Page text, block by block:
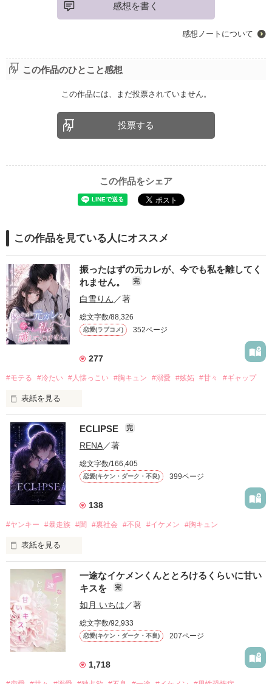
感想を書く
感想ノートについて
この作品のひとこと感想
この作品には、まだ投票されていません。
投票する
この作品をシェア
この作品を見ている人にオススメ
振ったはずの元カレが、今でも私を離してく
れません。
完
白雪りん ／著
総文字数/88,326
恋愛(ラブコメ) 352ページ
277
#モテる #冷たい #人懐っこい #胸キュン #溺愛 #嫉妬 #甘々 #ギャップ
表紙を見る
「好きだったから、別れを選んだ。」
モテる人を好きになるのが怖かった。
だから私は、中学時代に大好きだった彼を自分から振った。
もう会うことはないと思っていたのに、
高校生になって再会した彼は、隣の学校で”王子様”と呼ばれる
他の女の子には冷たいのに
私にだけ昔と変わらない笑顔を向けてくる。
「澪ちゃん。」
それは止まっていた恋が再び動き始める合図──。
✨.ﾟ･*..☆.｡.:*✨.☆.｡.:. *:ﾟ✨.ﾟ･*..☆.｡.:*✨
ECLIPSE 完
RENA／著
総文字数/166,405
恋愛(キケン・ダーク・不良) 399ページ
138
#ヤンキー #暴走族 #闇 #裏社会 #不良 #イケメン #胸キュン
表紙を見る
表紙画像はAIです
作品を読む
一途なイケメンくんととろけるくらいに甘い
キスを
完
如月 いちは ／著
総文字数/92,933
恋愛(キケン・ダーク・不良) 207ページ
1,718